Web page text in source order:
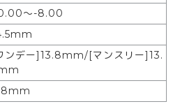
～-8.00
ンデー]13.8mm/[マンスリー]13.